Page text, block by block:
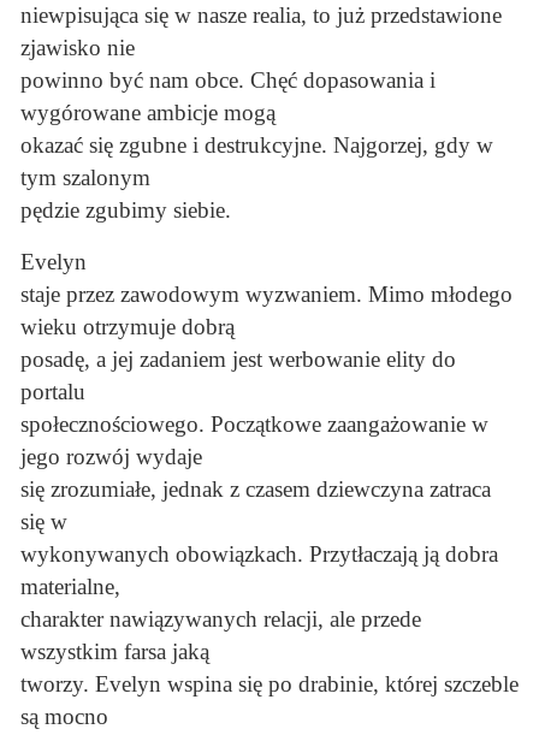
niewpisująca się w nasze realia, to już przedstawione
zjawisko nie
powinno być nam obce. Chęć dopasowania i
wygórowane ambicje mogą
okazać się zgubne i destrukcyjne. Najgorzej, gdy w
tym szalonym
pędzie zgubimy siebie.
Evelyn
staje przez zawodowym wyzwaniem. Mimo młodego
wieku otrzymuje dobrą
posadę, a jej zadaniem jest werbowanie elity do
portalu
społecznościowego. Początkowe zaangażowanie w
jego rozwój wydaje
się zrozumiałe, jednak z czasem dziewczyna zatraca
się w
wykonywanych obowiązkach. Przytłaczają ją dobra
materialne,
charakter nawiązywanych relacji, ale przede
wszystkim farsa jaką
tworzy. Evelyn wspina się po drabinie, której szczeble
są mocno